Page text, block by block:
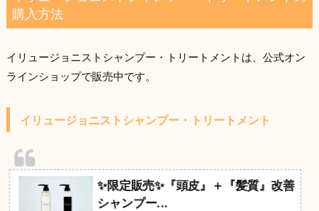
購入方法
イリュージョニストシャンプー・トリートメントは、公式オン
ラインショップで販売中です。
イリュージョニストシャンプー・トリートメント
✨限定販売✨『頭皮』＋『髪質』改善
シャンプー...